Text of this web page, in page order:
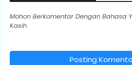
Mohon Berkomentar Dengan Bahasa
Kasih
Posting